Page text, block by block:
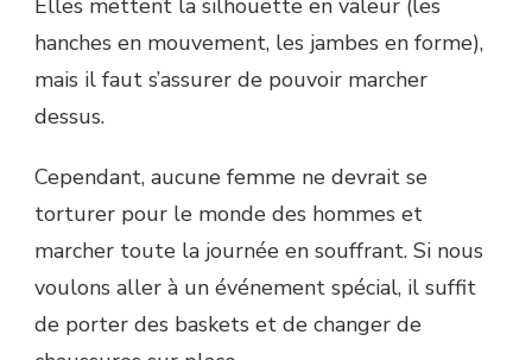
hanches en mouvement, les jambes en forme),
mais il faut s’assurer de pouvoir marcher
dessus.
Cependant, aucune femme ne devrait se
torturer pour le monde des hommes et
marcher toute la journée en souffrant. Si nous
voulons aller à un événement spécial, il suffit
de porter des baskets et de changer de